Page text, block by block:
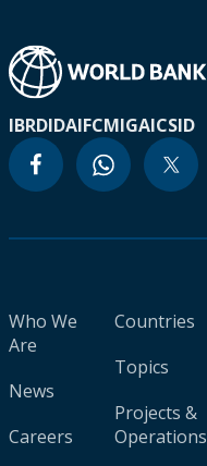
IBRDIDAIFCMIGAICSID
Who We
Are
News
Careers
Countries
Topics
Projects &
Operations